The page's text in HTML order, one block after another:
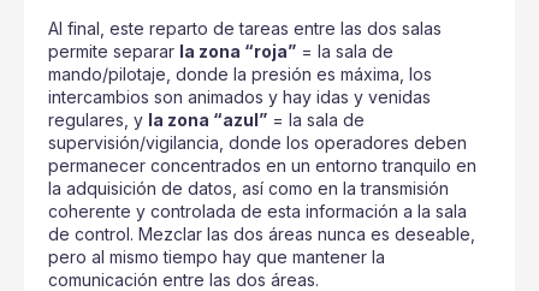
Al final, este reparto de tareas entre las dos salas
permite separar la zona “roja” = la sala de
mando/pilotaje, donde la presión es máxima, los
intercambios son animados y hay idas y venidas
regulares, y la zona “azul” = la sala de
supervisión/vigilancia, donde los operadores deben
permanecer concentrados en un entorno tranquilo en
la adquisición de datos, así como en la transmisión
coherente y controlada de esta información a la sala
de control. Mezclar las dos áreas nunca es deseable,
pero al mismo tiempo hay que mantener la
comunicación entre las dos áreas.